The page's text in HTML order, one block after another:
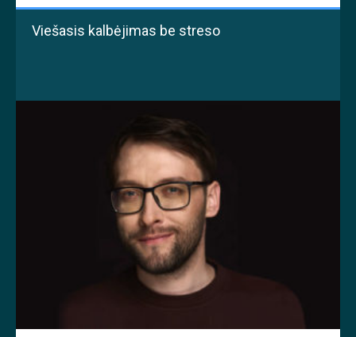
Viešasis kalbėjimas be streso